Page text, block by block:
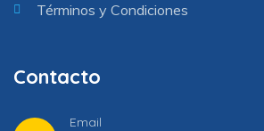
Términos y Condiciones
Contacto
Email